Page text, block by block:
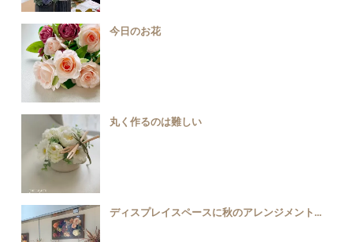
今日のお花
丸く作るのは難しい
ディスプレイスペースに秋のアレンジメント...